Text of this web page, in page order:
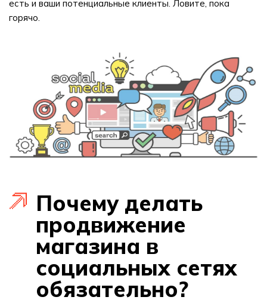
есть и ваши потенциальные клиенты. Ловите, пока
горячо.
Почему делать
продвижение
магазина в
социальных сетях
обязательно?